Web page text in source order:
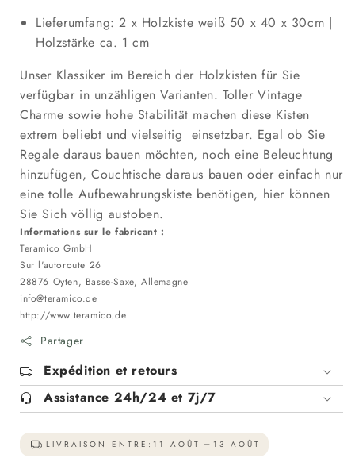
Lieferumfang: 2 x Holzkiste weiß 50 x 40 x 30cm |
Holzstärke ca. 1 cm
Unser Klassiker im Bereich der Holzkisten für Sie
verfügbar in unzähligen Varianten. Toller Vintage
Charme sowie hohe Stabilität machen diese Kisten
extrem beliebt und vielseitig einsetzbar. Egal ob Sie
Regale daraus bauen möchten, noch eine Beleuchtung
hinzufügen, Couchtische daraus bauen oder einfach nur
eine tolle Aufbewahrungskiste benötigen, hier können
Sie Sich völlig austoben.
Informations sur le fabricant :
Teramico GmbH
Sur l'autoroute 26
28876 Oyten, Basse-Saxe, Allemagne
info@teramico.de
http://www.teramico.de
Partager
Expédition et retours
Assistance 24h/24 et 7j/7
LIVRAISON ENTRE: 11 AOÛT 13 AOÛT